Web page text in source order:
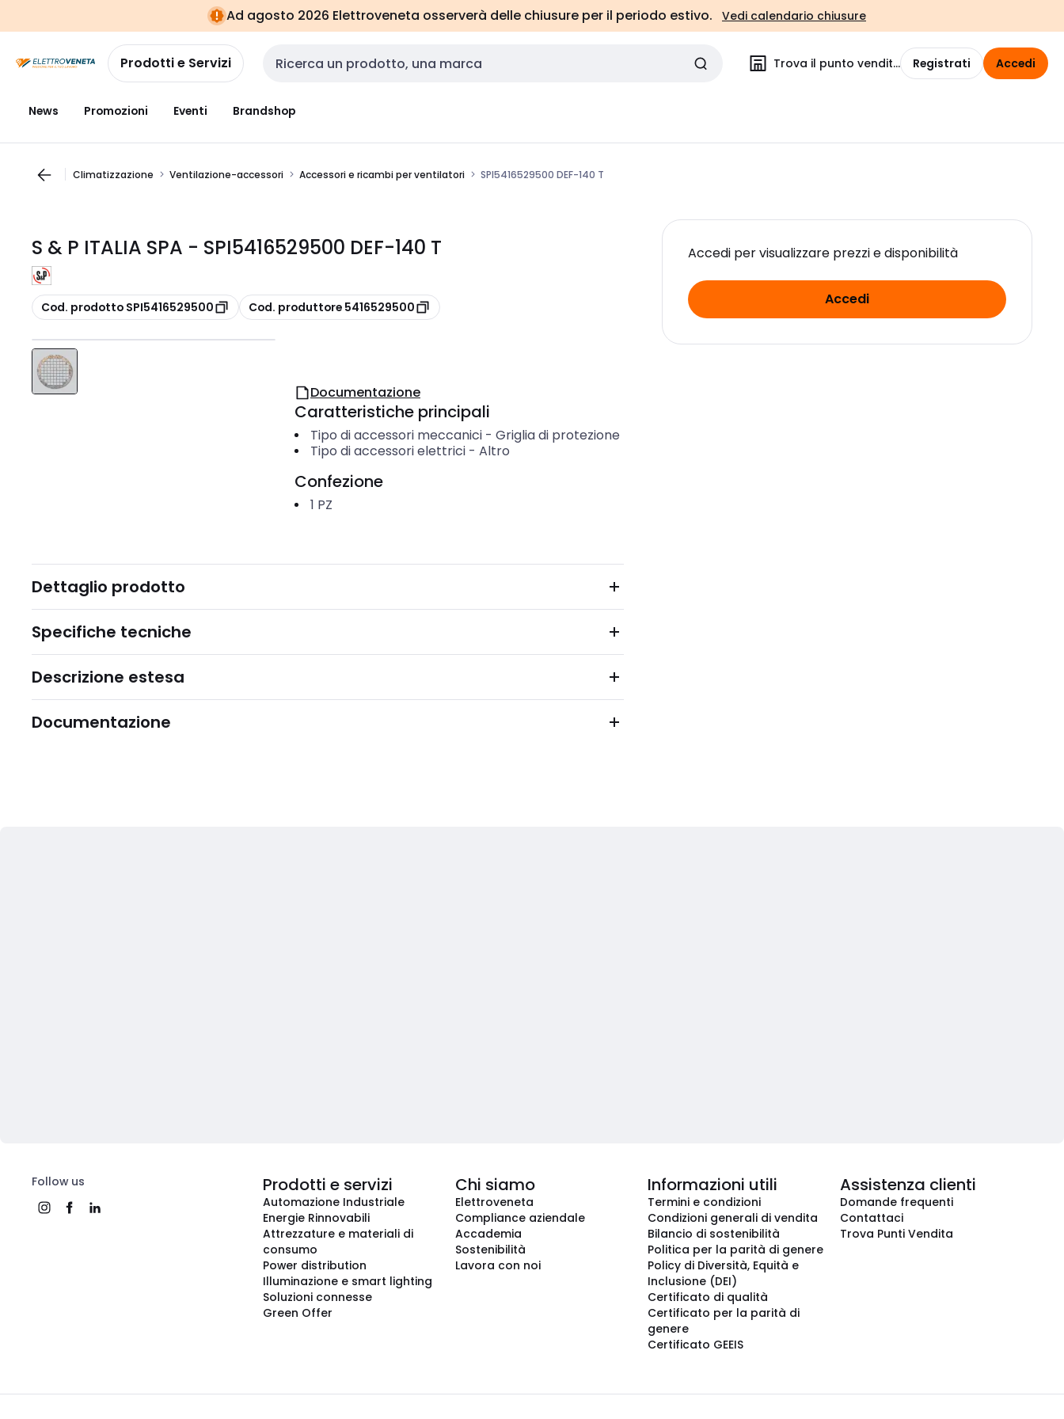
navigazionealla
pagina
Ad agosto 2026 Elettroveneta osserverà delle chiusure per il periodo estivo. Vedi calendario chiusure
Prodotti e Servizi Cerca input Trova il punto vendita Registrati Accedi
News Promozioni Eventi Brandshop
Climatizzazione Ventilazione-accessori Accessori e ricambi per ventilatori SPI5416529500 DEF-140 T
S & P ITALIA SPA - SPI5416529500 DEF-140 T
copia
Cod. prodotto SPI5416529500 copia
Cod. produttore 5416529500
Accedi per visualizzare prezzi e disponibilità
Accedi
Documentazione
Caratteristiche principali
Tipo di accessori meccanici- Griglia di protezione
Tipo di accessori elettrici- Altro
Confezione
1 PZ
Dettaglio prodotto
Specifiche tecniche
Descrizione estesa
Documentazione
Follow us Prodotti e servizi
Automazione Industriale
Energie Rinnovabili
Attrezzature e materiali di
consumo
Power distribution
Illuminazione e smart lighting
Soluzioni connesse
Green Offer
Chi siamo
Elettroveneta
Compliance aziendale
Accademia
Sostenibilità
Lavora con noi
Informazioni utili
Termini e condizioni
Condizioni generali di vendita
Bilancio di sostenibilità
Politica per la parità di genere
Policy di Diversità, Equità e
Inclusione (DEI)
Certificato di qualità
Certificato per la parità di
genere
Certificato GEEIS
Assistenza clienti
Domande frequenti
Contattaci
Trova Punti Vendita